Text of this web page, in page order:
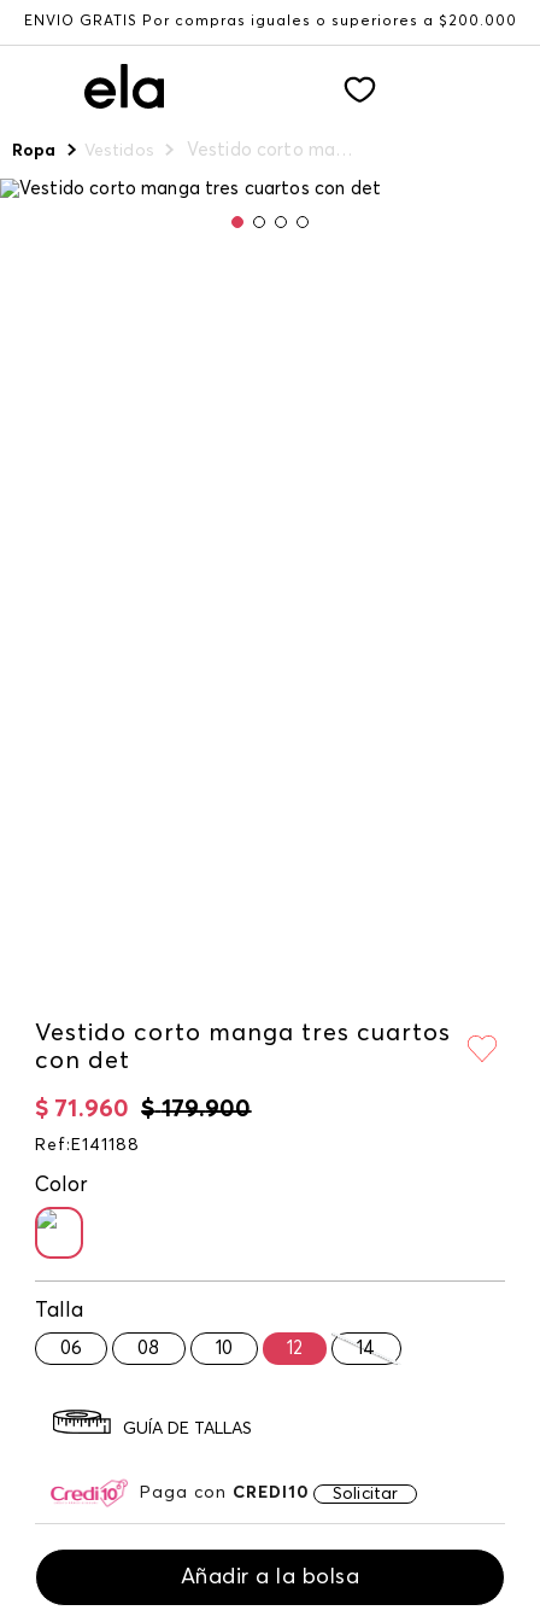
ENVÍO GRATIS Por compras iguales o superiores a $200.000
Ropa Vestidos Vestido corto manga tres cuartos con det
Vestido corto manga tres cuartos
con det
$ 179.900
$ 71 .960
Ref : E141188
Color
Talla
06 08 10 12 14
GUÍA DE TALLAS
Paga con CREDI10 Solicitar
Añadir a la bolsa